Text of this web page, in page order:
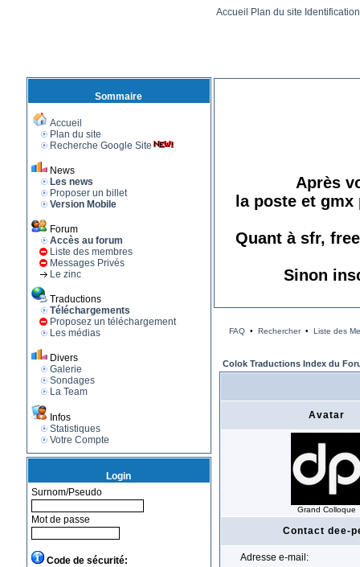
Accueil Plan du site
Sommaire
Accueil
Plan du site
Recherche Google Site
News
Les news
Proposer un billet
Version Mobile
Forum
Accès au forum
Liste des membres
Messages Privés
Le zinc
Traductions
Téléchargements
Proposez un téléchargement
Les médias
Divers
Galerie
Sondages
La Team
Infos
Statistiques
Votre Compte
Login
Surnom/Pseudo
Mot de passe
Code de sécurité:
Après
la poste et
Quant à sfr,
Sinon
FAQ• Rechercher• Liste des
Colok Traductions Index du
Avatar
Grand Colloque
Contact dee-
Adresse e-mail: